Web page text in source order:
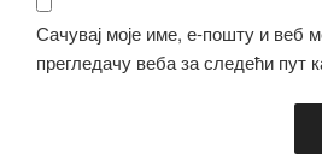
Сачувај моје име, е-пошту и веб
прегледачу веба за следећи пут